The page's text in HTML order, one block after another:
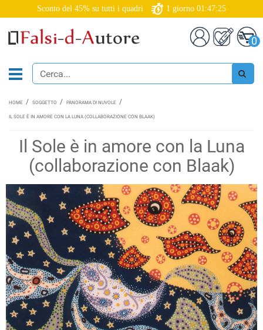
Sconto del 45% su tutti i quadri 1 giorno 01:47:24
0
HOME SOGGETTO PANORAMA DI NUVOLE
IL SOLE È IN AMORE CON LA LUNA (COLLABORAZIONE CON BLAAK)
Il Sole è in amore con la Luna
(collaborazione con Blaak)